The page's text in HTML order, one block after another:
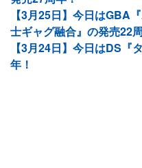
【3月25日】今日はGBA
士ギャグ融合』の発売22
【3月24日】今日はDS『
年！